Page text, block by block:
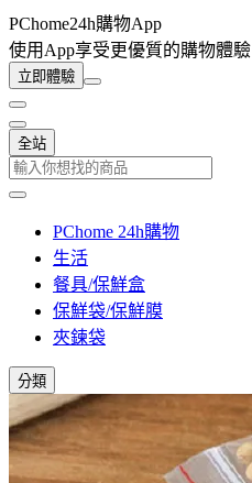
PChome24h購物App
使用App享受更優質的購物體驗
立即體驗
全站
PChome 24h購物
生活
餐具/保鮮盒
保鮮袋/保鮮膜
夾鍊袋
分類